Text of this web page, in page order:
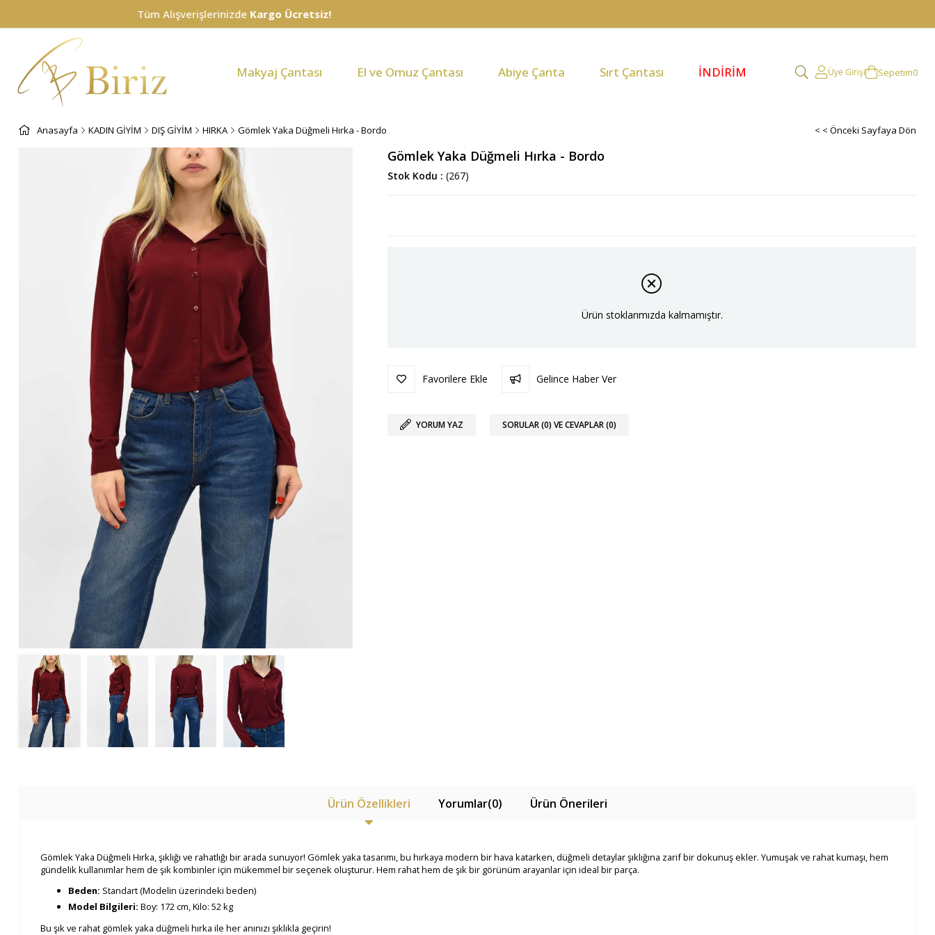
Makyaj Çantası El ve Omuz Çantası Abiye Çanta Sırt Çantası İNDİRİM Üye Girişi Sepetim0
Anasayfa KADIN GİYİM DIŞ GİYİM HIRKA Gömlek Yaka Düğmeli Hırka - Bordo < < Önceki Sayfaya Dön
Gömlek Yaka Düğmeli Hırka - Bordo
Stok Kodu (267)
Ürün stoklarımızda kalmamıştır.
Favorilere Ekle Gelince Haber Ver
YORUM YAZ SORULAR (0) VE CEVAPLAR (0)
Ürün Özellikleri Yorumlar(0) Ürün Önerileri
Gömlek Yaka Düğmeli Hırka, şıklığı ve rahatlığı bir arada sunuyor! Gömlek yaka tasarımı, bu hırkaya modern bir hava katarken, düğmeli detaylar şıklığına zarif bir dokunuş ekler. Yumuşak ve rahat kumaşı, hem
gündelik kullanımlar hem de şık kombinler için mükemmel bir seçenek oluşturur. Hem rahat hem de şık bir görünüm arayanlar için ideal bir parça.
Beden: Standart (Modelin üzerindeki beden)
Model Bilgileri: Boy: 172 cm, Kilo: 52 kg
Bu şık ve rahat gömlek yaka düğmeli hırka ile her anınızı şıklıkla geçirin!
Tüm AlışverişlerinizdeKargo Ücretsiz!